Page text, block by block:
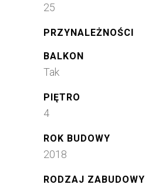
25
PRZYNALEŻNOŚCI
BALKON
Tak
PIĘTRO
4
ROK BUDOWY
2018
RODZAJ ZABUDOWY